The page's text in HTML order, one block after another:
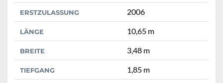
ERSTZULASSUNG 2006
LÄNGE 10,65 m
BREITE 3,48 m
TIEFGANG 1,85 m